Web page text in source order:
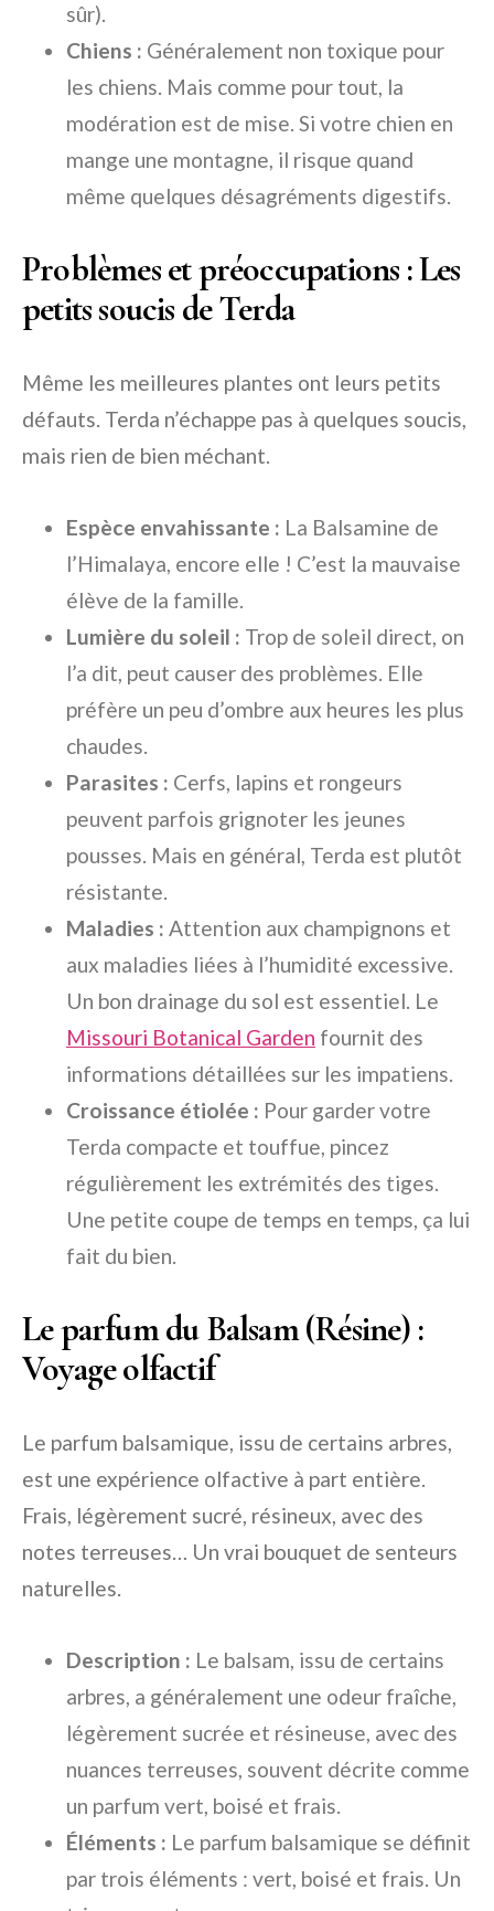
sûr).
Chiens : Généralement non toxique pour
les chiens. Mais comme pour tout, la
modération est de mise. Si votre chien en
mange une montagne, il risque quand
même quelques désagréments digestifs.
Problèmes et préoccupations : Les
petits soucis de Terda
Même les meilleures plantes ont leurs petits
défauts. Terda n’échappe pas à quelques soucis,
mais rien de bien méchant.
Espèce envahissante : La Balsamine de
l’Himalaya, encore elle ! C’est la mauvaise
élève de la famille.
Lumière du soleil : Trop de soleil direct, on
l’a dit, peut causer des problèmes. Elle
préfère un peu d’ombre aux heures les plus
chaudes.
Parasites : Cerfs, lapins et rongeurs
peuvent parfois grignoter les jeunes
pousses. Mais en général, Terda est plutôt
résistante.
Maladies : Attention aux champignons et
aux maladies liées à l’humidité excessive.
Un bon drainage du sol est essentiel. Le
Missouri Botanical Garden fournit des
informations détaillées sur les impatiens.
Croissance étiolée : Pour garder votre
Terda compacte et touffue, pincez
régulièrement les extrémités des tiges.
Une petite coupe de temps en temps, ça lui
fait du bien.
Le parfum du Balsam (Résine) :
Voyage olfactif
Le parfum balsamique, issu de certains arbres,
est une expérience olfactive à part entière.
Frais, légèrement sucré, résineux, avec des
notes terreuses… Un vrai bouquet de senteurs
naturelles.
Description : Le balsam, issu de certains
arbres, a généralement une odeur fraîche,
légèrement sucrée et résineuse, avec des
nuances terreuses, souvent décrite comme
un parfum vert, boisé et frais.
Éléments : Le parfum balsamique se définit
par trois éléments : vert, boisé et frais. Un